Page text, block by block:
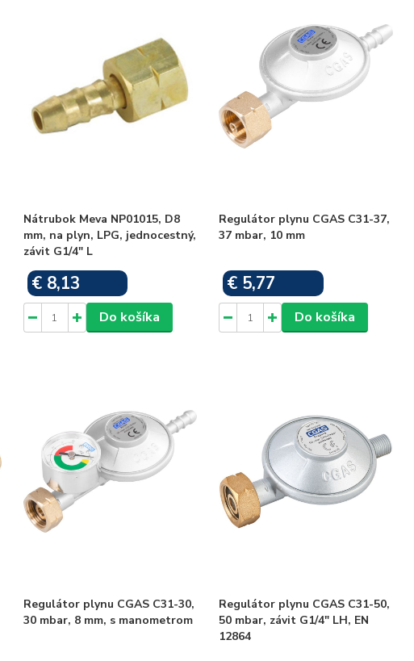
Nátrubok Meva NP01015, D8
mm, na plyn, LPG, jednocestný,
závit G1/4" L
€ 8,13
Do košíka
Regulátor plynu CGAS C31-37,
37 mbar, 10 mm
€ 5,77
Do košíka
Regulátor plynu CGAS C31-30,
30 mbar, 8 mm, s manometrom
Regulátor plynu CGAS C31-50,
50 mbar, závit G1/4" LH, EN
12864